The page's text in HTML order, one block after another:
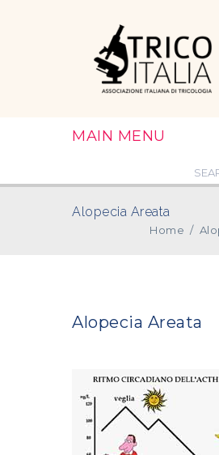
MAIN MENU
Alopecia Areata
Home /
Alopecia Areata